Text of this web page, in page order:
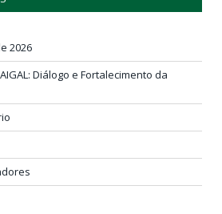
2026
Diálogo e Fortalecimento da